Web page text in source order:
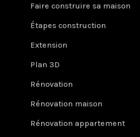
Faire construire sa maison
Étapes construction
Extension
Plan 3D
Rénovation
Rénovation maison
Rénovation appartement